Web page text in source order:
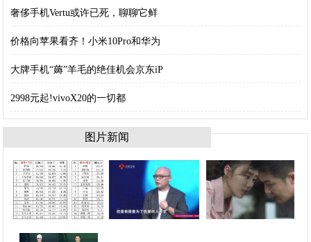
奢侈手机Vertu或许已死，聊聊它鲜
价格向苹果看齐！小米10Pro和华为
大牌手机“薅”羊毛的绝佳机会京东iP
2998元起!vivoX20的一切都
图片新闻